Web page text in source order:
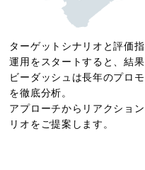
ターゲットシナリオと評価
運用をスタートすると、結
ビーダッシュは長年のプロ
を徹底分析。
アプローチからリアクショ
リオをご提案します。